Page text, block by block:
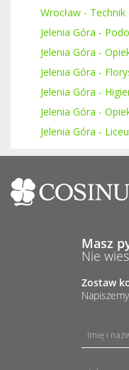
Wrocław -
Jelenia Góra -
Jelenia Góra -
Jelenia Góra -
Jelenia Góra -
Jelenia Góra -
Jelenia Góra -
Masz
Nie
Zostaw